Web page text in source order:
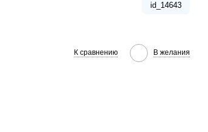
id_14643
К сравнению В желания